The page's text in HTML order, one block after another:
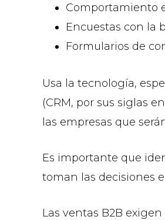
Comportamiento
Encuestas con la
Formularios de
Usa la tecnología,
(CRM, por sus siglas
las empresas que
Es importante que
toman las decisiones
Las ventas B2B